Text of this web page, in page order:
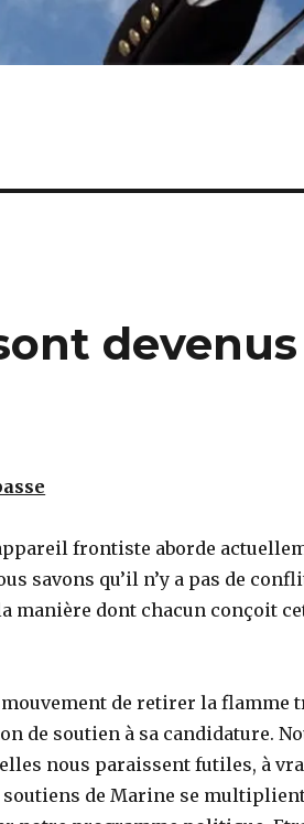
frontiste aborde
savons qu’il n’y a pas de
manière dont chacun conçoit
de retirer la flamme
de soutien à sa candidature.
nous paraissent futiles, à
soutiens de Marine se